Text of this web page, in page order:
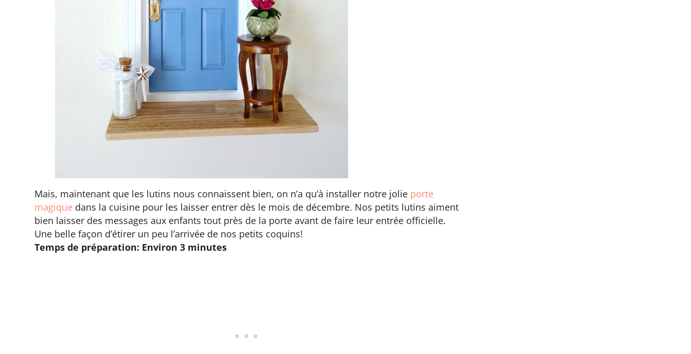
Mais, maintenant que les lutins nous connaissent bien, on n’a qu’à installer notre jolie porte
magique dans la cuisine pour les laisser entrer dès le mois de décembre. Nos petits lutins aiment
bien laisser des messages aux enfants tout près de la porte avant de faire leur entrée officielle.
Une belle façon d’étirer un peu l’arrivée de nos petits coquins!
Temps de préparation: Environ 3 minutes